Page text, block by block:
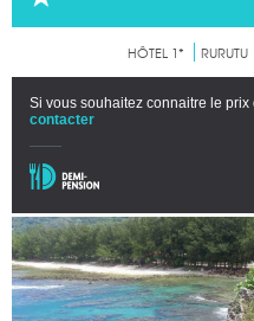
HÔTEL 1* RURUTU
Si vous souhaitez connaitre le prix
contacter